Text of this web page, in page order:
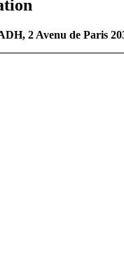
2 Avenu de Paris